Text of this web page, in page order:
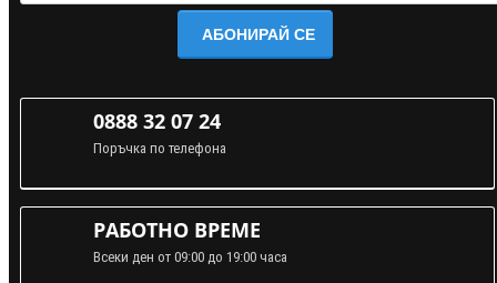
АБОНИРАЙ СЕ
0888 32 07 24
Поръчка по телефона
РАБОТНО ВРЕМЕ
Всеки ден от 09:00 до 19:00 часа